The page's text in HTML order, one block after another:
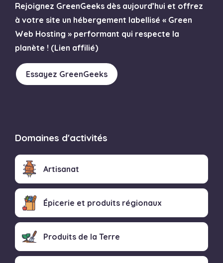
Rejoignez GreenGeeks dès aujourd’hui et offrez
à votre site un hébergement labellisé « Green
Web Hosting » performant qui respecte la
planète ! (Lien affilié)
Essayez GreenGeeks
Domaines d'activités
Artisanat
Épicerie et produits régionaux
Produits de la Terre